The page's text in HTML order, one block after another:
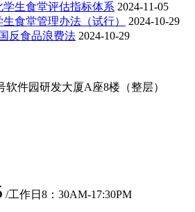
生食堂评估指标体系 2024-11-05
食堂管理办法（试行）
2024-10-29
反食品浪费法 2024-10-29
件园研发大厦A座8楼（整层）
/工作日8：30AM-17:30PM